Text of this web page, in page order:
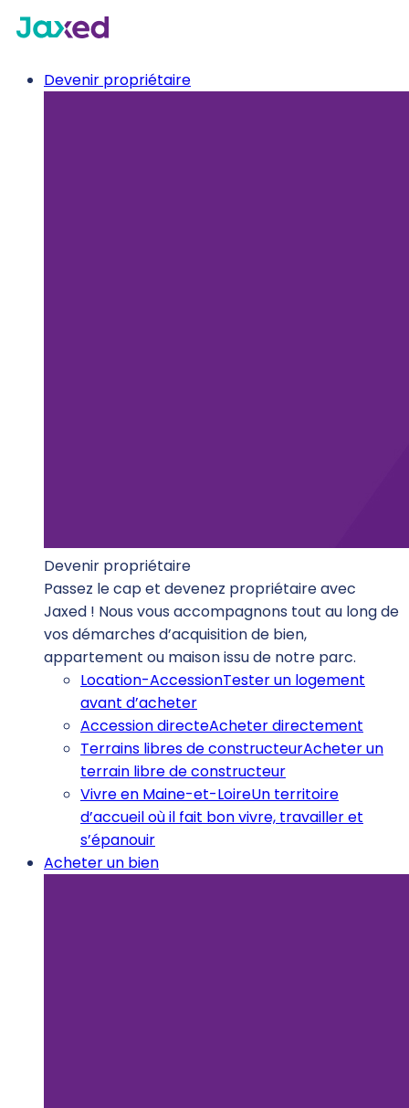
Devenir propriétaire
Devenir propriétaire
Passez le cap et devenez propriétaire avec
Jaxed ! Nous vous accompagnons tout au long de
vos démarches d’acquisition de bien,
appartement ou maison issu de notre parc.
Location-AccessionTester un logement
avant d’acheter
Accession directeAcheter directement
Terrains libres de constructeurAcheter un
terrain libre de constructeur
Vivre en Maine-et-LoireUn territoire
d’accueil où il fait bon vivre, travailler et
s’épanouir
Acheter un bien